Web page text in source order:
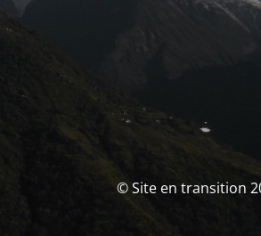
© Site en transition